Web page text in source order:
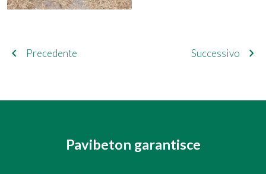
navigate_before Precedente Successivo chevron_right
Pavibeton garantisce